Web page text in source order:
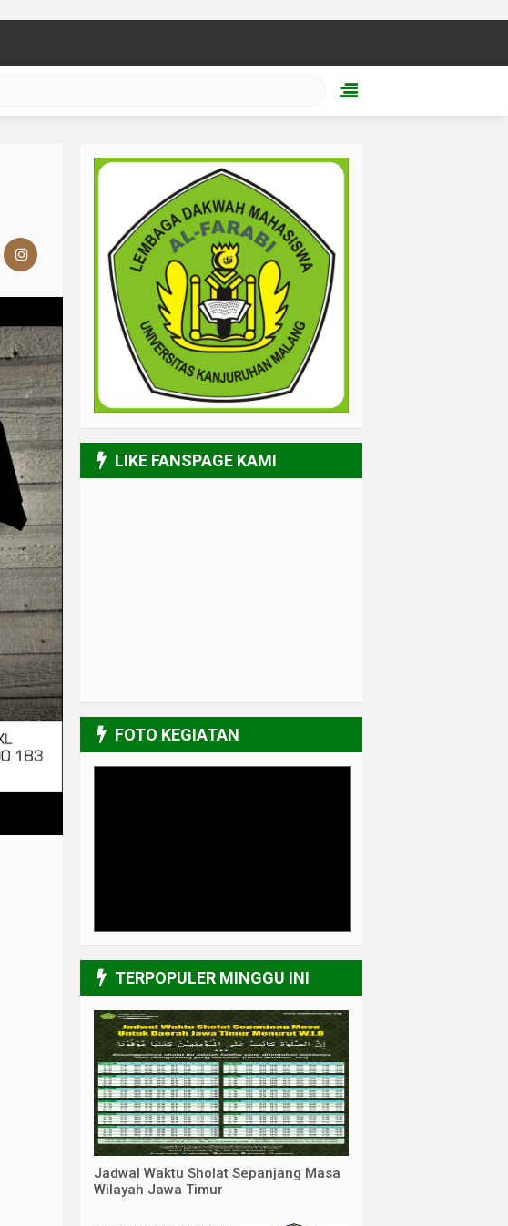
LIKE FANSPAGE KAMI
FOTO KEGIATAN
3/6
TERPOPULER MINGGU INI
Jadwal Waktu Sholat Sepanjang Masa
Wilayah Jawa Timur